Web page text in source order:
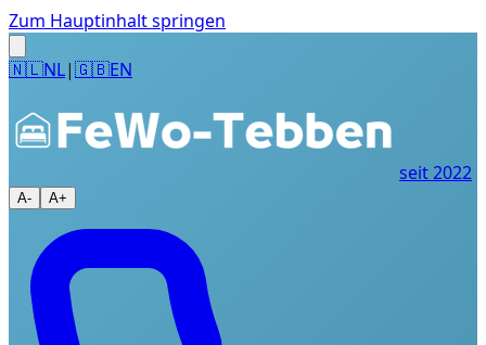
Zum Hauptinhalt springen
🇳🇱NL|🇬🇧EN
seit 2022
A- A+